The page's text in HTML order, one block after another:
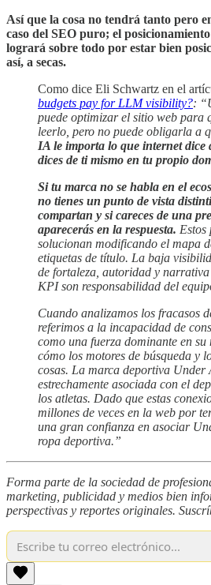
Así que la cosa no tendrá tanto pero
caso del SEO puro; el
logrará sobre todo por estar bien
así, a secas.
Como dice Eli Schwartz en el
budgets pay for LLM visibility?:
puede optimizar el sitio web para
leerlo, pero no puede obligarla a
IA le importa lo que internet dice
dices de ti mismo en tu propio
Si tu marca no se habla en el
no tienes un punto de vista
compartan y si careces de una
aparecerás en la respuesta. Estos
solucionan modificando el mapa
etiquetas de título. La baja
de fortaleza, autoridad y
KPI son responsabilidad del
Cuando analizamos los fracasos
referimos a la incapacidad de
como una fuerza dominante en su
cómo los motores de búsqueda y
cosas. La marca deportiva Under
estrechamente asociada con el
los atletas. Dado que estas
millones de veces en la web por
una gran confianza en asociar
ropa deportiva.”
Forma parte de la sociedad de
marketing, publicidad y medios bien
perspectivas y reportes originales.